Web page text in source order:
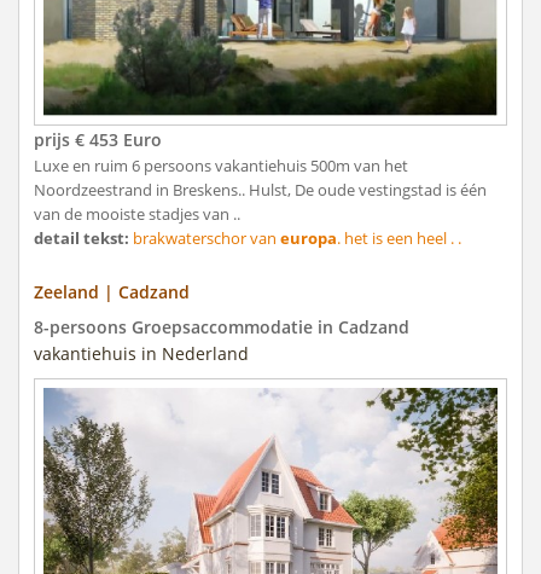
prijs € 453 Euro
Luxe en ruim 6 persoons vakantiehuis 500m van het
Noordzeestrand in Breskens.. Hulst, De oude vestingstad is één
van de mooiste stadjes van ..
detail tekst: brakwaterschor van europa. het is een heel . .
Zeeland | Cadzand
8-persoons Groepsaccommodatie in Cadzand
vakantiehuis in Nederland